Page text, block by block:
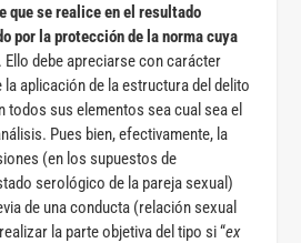
que se realice en el resultado
por la protección de la norma cuya
. Ello debe apreciarse con carácter
la aplicación de la estructura del delito
todos sus elementos sea cual sea el
Pues bien, efectivamente, la
(en los supuestos de
serológico de la pareja sexual)
de una conducta (relación sexual
la parte objetiva del tipo si “ex